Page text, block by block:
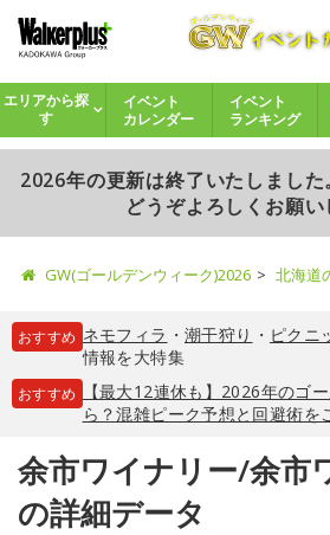
エリアから探
す
イベント
カレンダー
イベント
ランキング
2026年の更新は終了いたしまし
どうぞよろしくお願い
GW(ゴールデンウィーク)2026 北海道
おすすめ ネモフィラ ・ 潮干狩り ・ ピクニ
情報を大特集
おすすめ
【最大12連休も】2026年のゴ
ら？混雑ピーク予想と回避術を
余市ワイナリー/余市
の詳細データ